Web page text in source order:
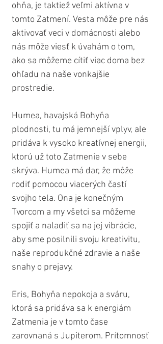
ohňa, je taktiež veľmi aktívna v
tomto Zatmení. Vesta môže pre nás
aktivovať veci v domácnosti alebo
nás môže viesť k úvahám o tom,
ako sa môžeme cítiť viac doma bez
ohľadu na naše vonkajšie
prostredie.
Humea, havajská Bohyňa
plodnosti, tu má jemnejší vplyv, ale
pridáva k vysoko kreatívnej energii,
ktorú už toto Zatmenie v sebe
skrýva. Humea má dar, že môže
rodiť pomocou viacerých častí
svojho tela. Ona je konečným
Tvorcom a my všetci sa môžeme
spojiť a naladiť sa na jej vibrácie,
aby sme posilnili svoju kreativitu,
naše reprodukčné zdravie a naše
snahy o prejavy.
Eris, Bohyňa nepokoja a sváru,
ktorá sa pridáva sa k energiám
Zatmenia je v tomto čase
zarovnaná s Jupiterom. Prítomnosť